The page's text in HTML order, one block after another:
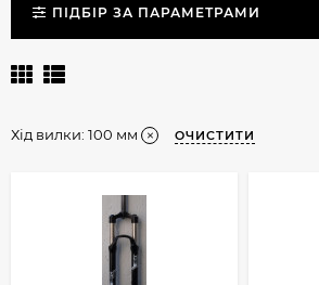
ПІДБІР ЗА ПАРАМЕТРАМИ
Хід вилки: 100 мм ОЧИСТИТИ